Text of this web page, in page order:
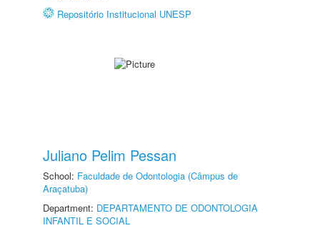
Repositório Institucional UNESP
Juliano Pelim Pessan
School: Faculdade de Odontologia (Câmpus de
Araçatuba)
Department: DEPARTAMENTO DE ODONTOLOGIA
INFANTIL E SOCIAL